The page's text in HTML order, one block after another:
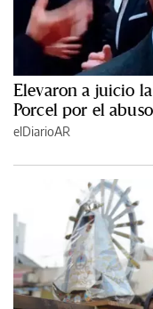
Elevaron a juicio
Porcel por el
elDiarioAR